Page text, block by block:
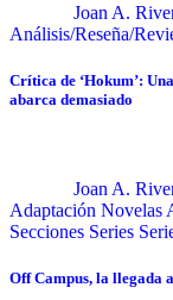
Joan A.
Análisis/Reseña/
Crítica de ‘Hokum’:
abarca demasiado
Joan A.
Adaptación Novelas
Secciones Series
Off Campus, la llegada